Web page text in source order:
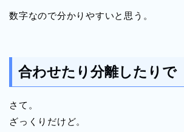
数字なので分かりやすいと思う。
合わせたり分離したりで
さて。
ざっくりだけど。